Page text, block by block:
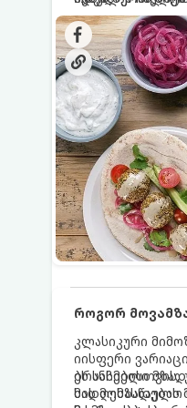
სალათებთან
სოუსთან
იდეალურად
დრო: 10–15
(4–6 პორცია)
როგორ
კლასიკური
იისფერი
ბრანჩებისთვის,
სადღესასწაულო
ეს სასმელი
მის